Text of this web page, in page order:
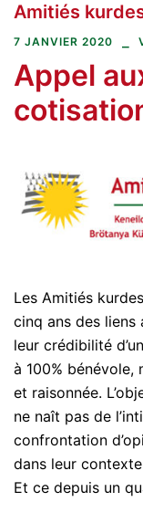
Aller
au
Amitiés
7 JANVIER 2020
Appel
Les Amitiés
cinq ans des liens
leur crédibilité
à 100% bénévole,
et raisonnée.
ne naît pas de
confrontation
dans leur
Et ce depuis un